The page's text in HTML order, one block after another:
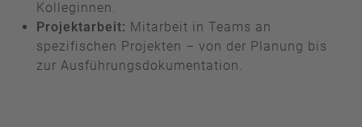
Kolleginnen.
Projektarbeit: Mitarbeit in Teams an
spezifischen Projekten – von der Planung bis
zur Ausführungsdokumentation.